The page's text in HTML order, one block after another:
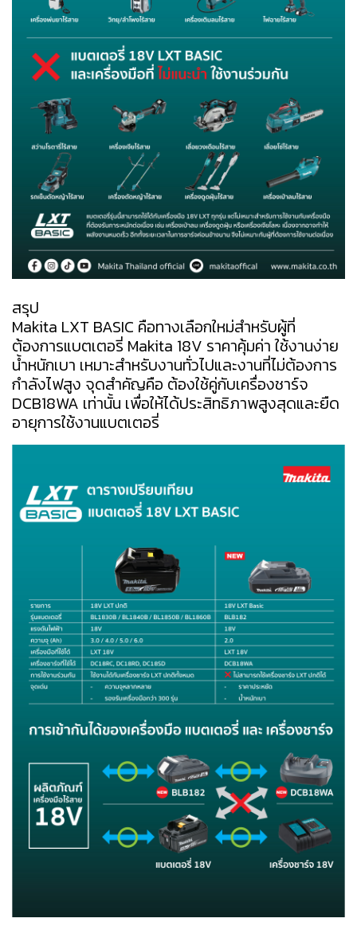
สรุป
Makita LXT BASIC คือทางเลือกใหม่สำหรับผู้ที่
ต้องการแบตเตอรี่ Makita 18V ราคาคุ้มค่า ใช้งานง่าย
น้ำหนักเบา เหมาะสำหรับงานทั่วไปและงานที่ไม่ต้องการ
กำลังไฟสูง จุดสำคัญคือ ต้องใช้คู่กับเครื่องชาร์จ
DCB18WA เท่านั้น เพื่อให้ได้ประสิทธิภาพสูงสุดและยืด
อายุการใช้งานแบตเตอรี่